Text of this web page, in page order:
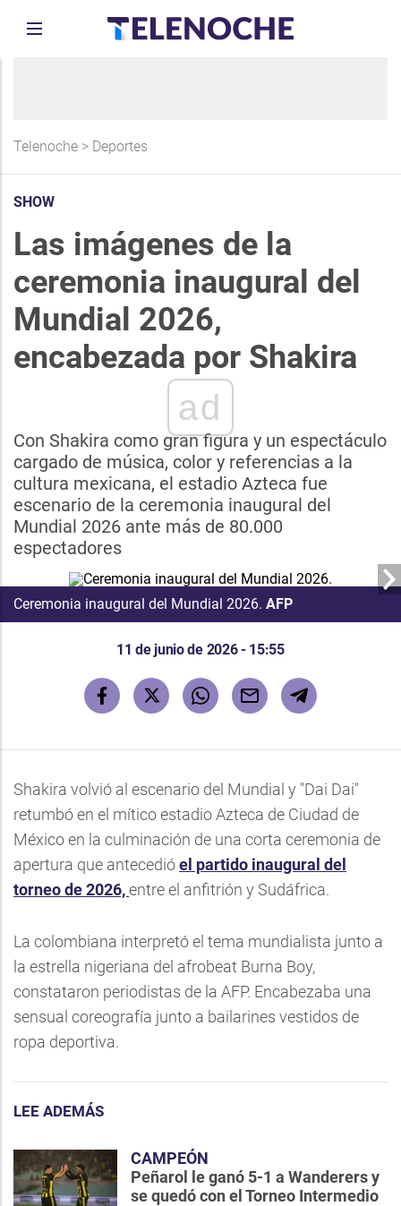
Telenoche > Deportes
SHOW
Las imágenes de la
ceremonia inaugural del
Mundial 2026,
encabezada por Shakira
ad
Con Shakira como gran figura y un espectáculo
cargado de música, color y referencias a la
cultura mexicana, el estadio Azteca fue
escenario de la ceremonia inaugural del
Mundial 2026 ante más de 80.000
espectadores
Ceremonia inaugural del Mundial 2026. AFP
11 de junio de 2026 - 15:55
Shakira volvió al escenario del Mundial y "Dai Dai"
retumbó en el mítico estadio Azteca de Ciudad de
México en la culminación de una corta ceremonia de
apertura que antecedióel partido inaugural del
torneo de 2026,entre el anfitrión y Sudáfrica.
La colombiana interpretó el tema mundialista junto a
la estrella nigeriana del afrobeat Burna Boy,
constataron periodistas de la AFP. Encabezaba una
sensual coreografía junto a bailarines vestidos de
ropa deportiva.
LEE ADEMÁS
CAMPEÓN
Peñarol le ganó 5-1 a Wanderers y
se quedó con el Torneo Intermedio